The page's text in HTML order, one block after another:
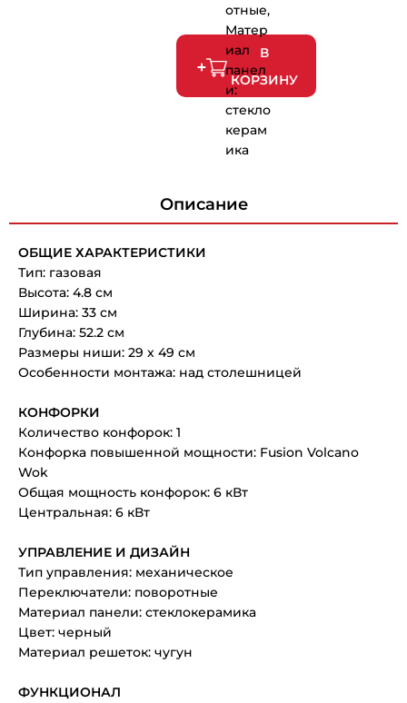
В
КОРЗИНУ
отные,
Матер
иал
панел
и:
стекло
керам
ика
Описание
ОБЩИЕ ХАРАКТЕРИСТИКИ
Тип: газовая
Высота: 4.8 см
Ширина: 33 см
Глубина: 52.2 см
Размеры ниши: 29 х 49 см
Особенности монтажа: над столешницей
КОНФОРКИ
Количество конфорок: 1
Конфорка повышенной мощности: Fusion Volcano
Wok
Общая мощность конфорок: 6 кВт
Центральная: 6 кВт
УПРАВЛЕНИЕ И ДИЗАЙН
Тип управления: механическое
Переключатели: поворотные
Материал панели: стеклокерамика
Цвет: черный
Материал решеток: чугун
ФУНКЦИОНАЛ